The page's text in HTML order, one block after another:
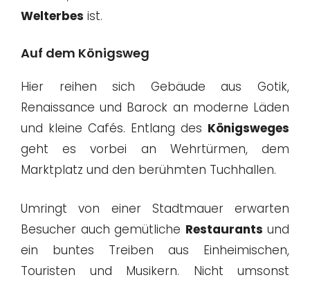
Welterbes ist.
Auf dem Königsweg
Hier reihen sich Gebäude aus Gotik,
Renaissance und Barock an moderne Läden
und kleine Cafés. Entlang des Königsweges
geht es vorbei an Wehrtürmen, dem
Marktplatz und den berühmten Tuchhallen.
Umringt von einer Stadtmauer erwarten
Besucher auch gemütliche Restaurants und
ein buntes Treiben aus Einheimischen,
Touristen und Musikern. Nicht umsonst